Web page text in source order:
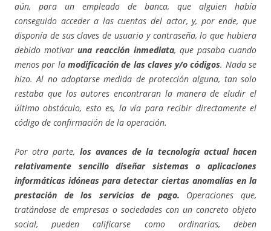
aún, para un empleado de banca, que alguien había
conseguido acceder a las cuentas del actor, y, por ende, que
disponía de sus claves de usuario y contraseña, lo que hubiera
debido motivaruna reacción inmediata, que pasaba cuando
menos por la modificación de las claves y/o códigos. Nada se
hizo. Al no adoptarse medida de protección alguna, tan solo
restaba que los autores encontraran la manera de eludir el
último obstáculo, esto es, la vía para recibir directamente el
código de confirmación de la operación.
Por otra parte, los avances de la tecnología actual hacen
relativamente sencillo diseñar sistemas o aplicaciones
informáticas idóneas para detectar ciertas anomalías en la
prestación de los servicios de pago. Operaciones que,
tratándose de empresas o sociedades con un concreto objeto
social, pueden calificarse como ordinarias, deben